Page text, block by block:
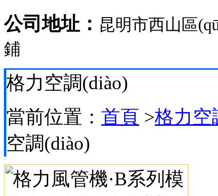
公司地址： 昆明市西山區
鋪
格力空調(diào)
當前位置： 首頁 >格力空
空調(diào)